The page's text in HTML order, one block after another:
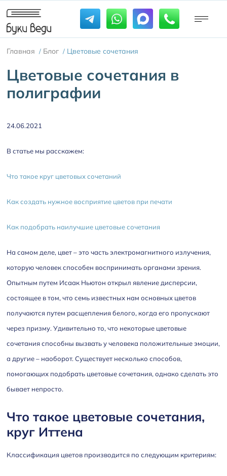
Главная / Блог / Цветовые сочетания
Цветовые сочетания в
полиграфии
24.06.2021
В статье мы расскажем:
Что такое круг цветовых сочетаний
Как создать нужное восприятие цветов при печати
Как подобрать наилучшие цветовые сочетания
На самом деле, цвет – это часть электромагнитного излучения,
которую человек способен воспринимать органами зрения.
Опытным путем Исаак Ньютон открыл явление дисперсии,
состоящее в том, что семь известных нам основных цветов
получаются путем расщепления белого, когда его пропускают
через призму. Удивительно то, что некоторые цветовые
сочетания способны вызвать у человека положительные эмоции,
а другие – наоборот. Существует несколько способов,
помогающих подобрать цветовые сочетания, однако сделать это
бывает непросто.
Что такое цветовые сочетания,
круг Иттена
Классификация цветов производится по следующим критериям: